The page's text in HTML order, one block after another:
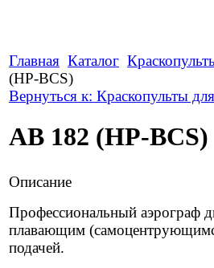
Главная Каталог
(HP-BCS)
Вернуться к: Краскопульты
АВ 182 (HP-BCS)
Описание
Профессиональный аэрограф
плавающим
подачей.